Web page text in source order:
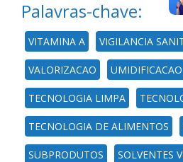
Palavras-chave:
VITAMINA A VIGILANCIA
VALORIZACAO UMIDIFICACAO
TECNOLOGIA LIMPA
TECNOLOGIA DE ALIMENTOS
SUBPRODUTOS SOLVENTES